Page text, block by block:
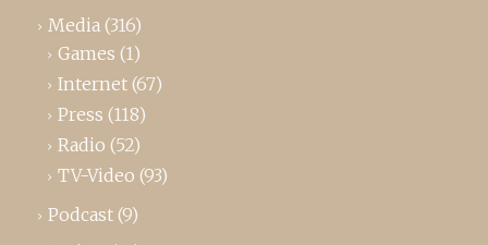
Media (316)
Games (1)
Internet (67)
Press (118)
Radio (52)
TV-Video (93)
Podcast (9)